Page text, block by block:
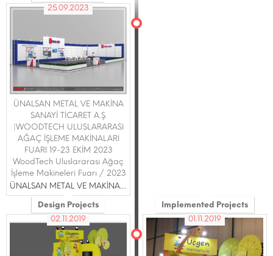
25.09.2023
ÜNALSAN METAL VE MAKİNA
SANAYİ TİCARET A.Ş.
|WOODTECH ULUSLARARASI
AĞAÇ İŞLEME MAKİNALARI
FUARI 19-23 EKİM 2023
WoodTech Uluslararası Ağaç
İşleme Makineleri Fuarı / 2023
ÜNALSAN METAL VE MAKİNA SANAYİ TİCARET A.Ş.
Design Projects
02.11.2019
Implemented Projects
01.11.2019